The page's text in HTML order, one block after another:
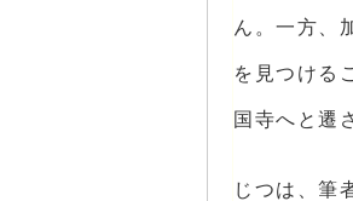
ん。一方、
を見つける
国寺へと遷
じつは、筆